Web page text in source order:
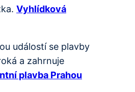
Vyhlídková
událostí se plavby
a zahrnuje
plavba Prahou